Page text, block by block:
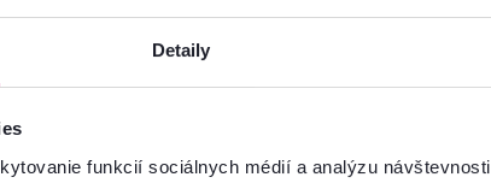
Detaily
funkcií sociálnych médií a analýzu